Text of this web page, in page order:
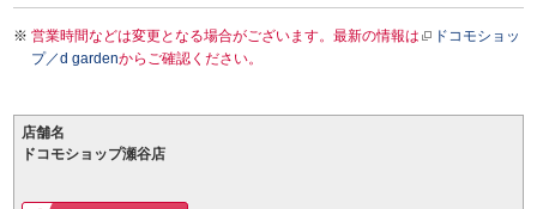
営業時間などは変更となる場合がございます。最新の情報は
ドコモショッ
プ／d gardenからご確認ください。
店舗名
ドコモショップ瀬谷店